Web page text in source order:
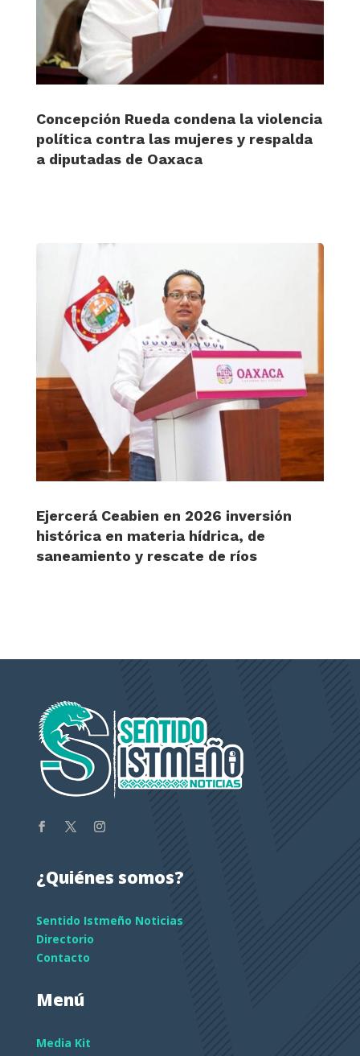
Concepción Rueda condena la violencia
política contra las mujeres y respalda
a diputadas de Oaxaca
Ejercerá Ceabien en 2026 inversión
histórica en materia hídrica, de
saneamiento y rescate de ríos
¿Quiénes somos?
Sentido Istmeño Noticias
Directorio
Contacto
Menú
Media Kit